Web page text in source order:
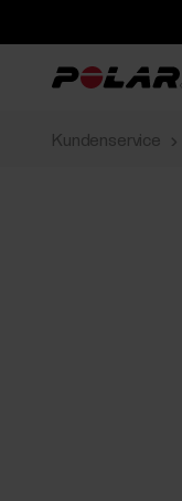
Kundenservice